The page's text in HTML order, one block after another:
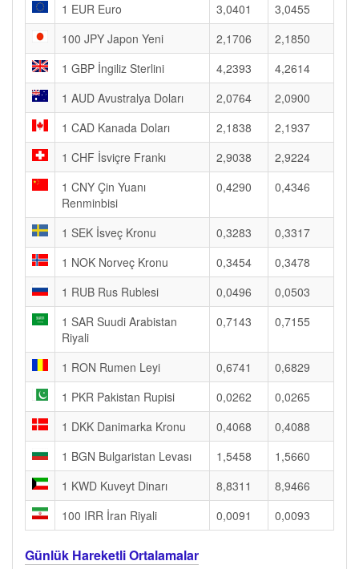
1 EUR Euro
3,0401
3,0455
100 JPY Japon Yeni
2,1706
2,1850
1 GBP İngiliz Sterlini
4,2393
4,2614
1 AUD Avustralya Doları
2,0764
2,0900
1 CAD Kanada Doları
2,1838
2,1937
1 CHF İsviçre Frankı
2,9038
2,9224
1 CNY Çin Yuanı
Renminbisi
0,4290 0,4346
1 SEK İsveç Kronu 0,3283
0,3317
1 NOK Norveç Kronu
0,3454
0,3478
1 RUB Rus Rublesi
0,0496
0,0503
1 SAR Suudi Arabistan
Riyali
0,7143 0,7155
1 RON Rumen Leyi 0,6741
0,6829
1 PKR Pakistan Rupisi
0,0262
0,0265
1 DKK Danimarka Kronu
0,4068
0,4088
1 BGN Bulgaristan Levası
1,5458
1,5660
1 KWD Kuveyt Dinarı
8,8311
8,9466
100 IRR İran Riyali
0,0091 0,0093
Günlük Hareketli Ortalamalar